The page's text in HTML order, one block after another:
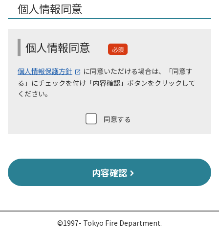
個人情報同意
必須
個人情報保護方針
に同意いただける場合は、「同意す
る」にチェックを付け「内容確認」ボタンをクリックして
ください。
同意する
内容確認
©1997- Tokyo Fire Department.